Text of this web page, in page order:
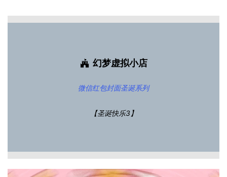
幻梦虚拟小店
微信红包封面圣诞系列
【圣诞快乐3】